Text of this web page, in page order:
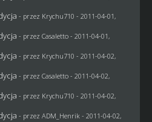
- przez Krychu710 - 2011-04-01,
- przez Casaletto- 2011-04-01,
- przez Krychu710 - 2011-04-02,
- przez Casaletto- 2011-04-02,
- przez Krychu710 - 2011-04-02,
- przez ADM_Henrik - 2011-04-02,